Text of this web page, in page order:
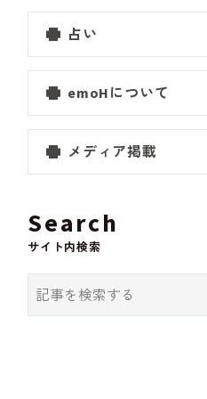
占い
emoHについて
メディア掲載
Search
サイト内検索